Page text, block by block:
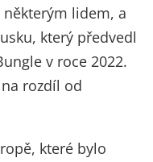
některým lidem, a
který předvedl
v roce 2022.
rozdíl od
které bylo